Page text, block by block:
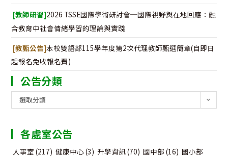
[教師研習]2026 TSSE國際學術研討會─國際視野與在地回應：融
合教育中社會情緒學習的理論與實踐
[教甄公告]本校雙語部115學年度第2次代理教師甄選簡章(自即日
起報名免收報名費)
公告分類
告
類
選取分類
各處室公告
人事室 (217) 健康中心(3) 升學資訊(70) 國中部 (16) 國小部